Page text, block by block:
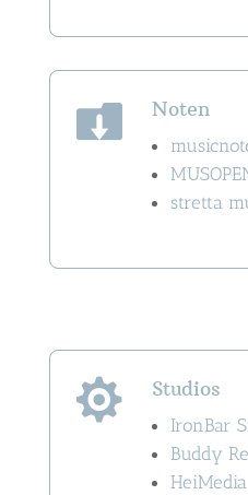
 Noten
stretta
 Studios
IronBar
Buddy
HeiMedia